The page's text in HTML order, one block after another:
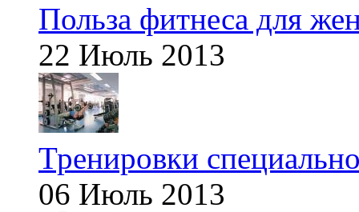
Польза фитнеса для
22 Июль 2013
Тренировки
06 Июль 2013